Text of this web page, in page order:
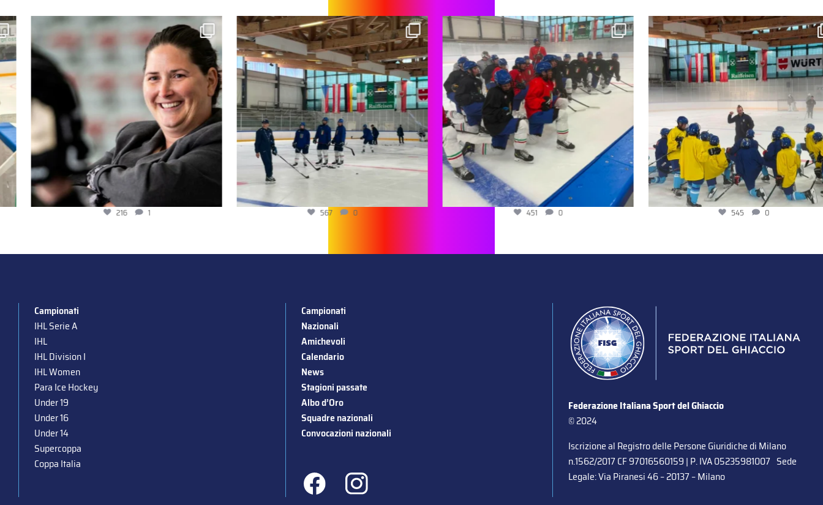
216 1 567 0 451 0 545 0
Campionati
IHL Serie A
IHL
IHL Division I
IHL Women
Para Ice Hockey
Under 19
Under 16
Under 14
Supercoppa
Coppa Italia
Campionati
Nazionali
Amichevoli
Calendario
News
Stagioni passate
Albo d’Oro
Squadre nazionali
Convocazioni nazionali
Federazione Italiana Sport del Ghiaccio
© 2024
Iscrizione al Registro delle Persone Giuridiche di Milano
n.1562/2017 CF 97016560159 | P. IVA 05235981007 Sede
Legale: Via Piranesi 46 – 20137 – Milano